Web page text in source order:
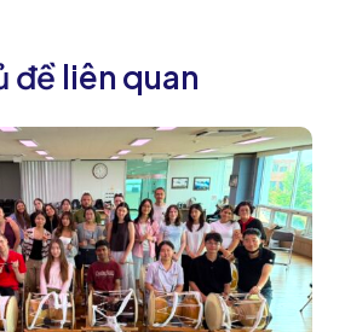
đề liên quan